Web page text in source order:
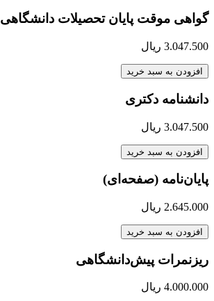
گواهی موقت پایان تحصیلات دانشگاهی
3.047.500 ریال
افزودن به سبد خرید
دانشنامه دکتری
3.047.500 ریال
افزودن به سبد خرید
پایان‌نامه (صفحه‌ای)
2.645.000 ریال
افزودن به سبد خرید
ریزنمرات پیش‌دانشگاهی
4.000.000 ریال